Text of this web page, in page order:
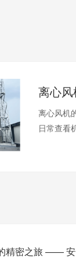
离心
离心风机
日常查看